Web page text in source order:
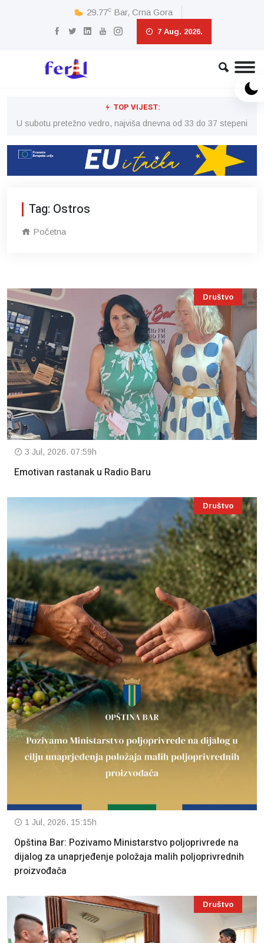
29.77c Bar, Crna Gora
7 Aug. 2026.
TOP VIJEST:
U subotu pretežno vedro, najviša dnevna od 33 do 37 stepeni
Tag: Ostros
Početna
Društvo
3 Jul, 2026. 07:59h
Emotivan rastanak u Radio Baru
Društvo
1 Jul, 2026. 15:15h
Opština Bar: Pozivamo Ministarstvo poljoprivrede na
dijalog za unaprjeđenje položaja malih poljoprivrednih
proizvođača
Društvo